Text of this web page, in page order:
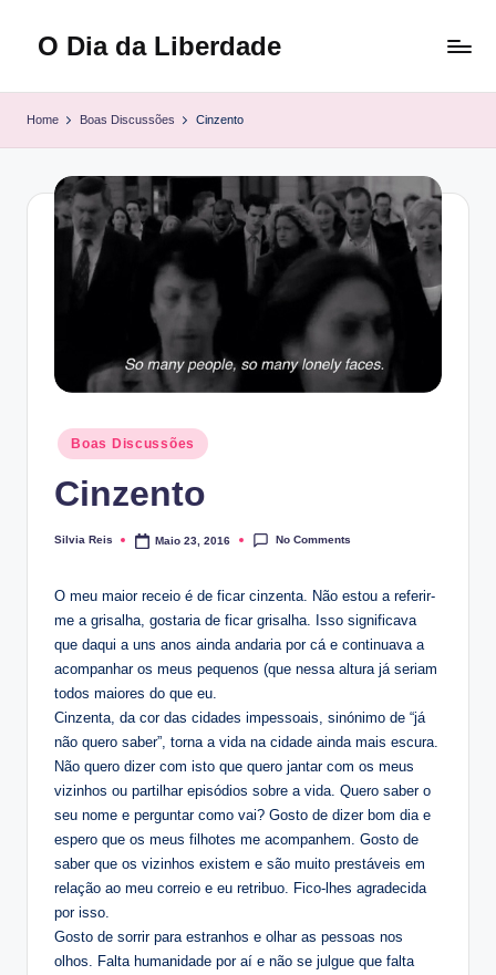
O Dia da Liberdade
Home Boas Discussões Cinzento
Posted
in
Boas Discussões
Cinzento
Posted
Silvia Reis Maio 23, 2016 No Comments
O meu maior receio é de ficar cinzenta. Não estou a referir-
me a grisalha, gostaria de ficar grisalha. Isso significava
que daqui a uns anos ainda andaria por cá e continuava a
acompanhar os meus pequenos (que nessa altura já seriam
todos maiores do que eu.
Cinzenta, da cor das cidades impessoais, sinónimo de “já
não quero saber”, torna a vida na cidade ainda mais escura.
Não quero dizer com isto que quero jantar com os meus
vizinhos ou partilhar episódios sobre a vida. Quero saber o
seu nome e perguntar como vai? Gosto de dizer bom dia e
espero que os meus filhotes me acompanhem. Gosto de
saber que os vizinhos existem e são muito prestáveis em
relação ao meu correio e eu retribuo. Fico-lhes agradecida
por isso.
Gosto de sorrir para estranhos e olhar as pessoas nos
olhos. Falta humanidade por aí e não se julgue que falta